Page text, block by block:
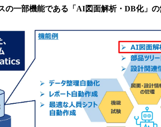
す
の一部機能である「AI図面解析・DB化」